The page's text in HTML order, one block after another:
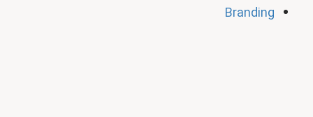
Branding